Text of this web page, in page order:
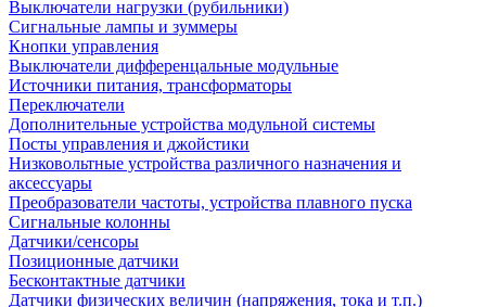
Выключатели нагрузки (рубильники)
Сигнальные лампы и зуммеры
Кнопки управления
Выключатели дифференцальные модульные
Источники питания, трансформаторы
Переключатели
Дополнительные устройства модульной системы
Посты управления и джойстики
Низковольтные устройства различного назначения и
аксессуары
Преобразователи частоты, устройства плавного пуска
Сигнальные колонны
Датчики/сенсоры
Позиционные датчики
Бесконтактные датчики
Датчики физических величин (напряжения, тока и т.п.)